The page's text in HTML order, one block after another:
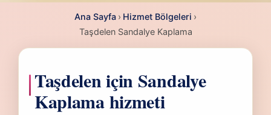
Ana Sayfa › Hizmet Bölgeleri ›
Taşdelen Sandalye Kaplama
Taşdelen için Sandalye
Kaplama hizmeti